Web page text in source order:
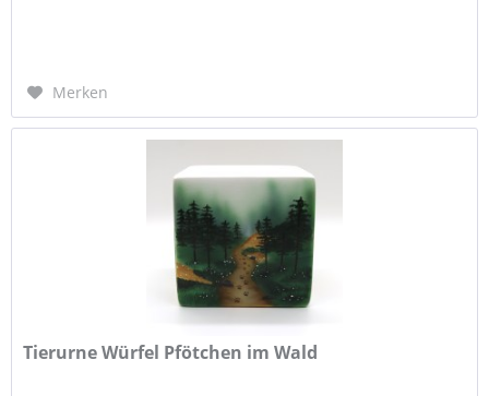
Merken
Tierurne Würfel Pfötchen im Wald